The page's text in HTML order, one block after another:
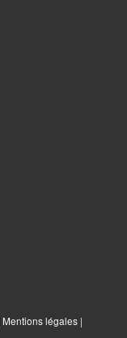
Mentions légales |